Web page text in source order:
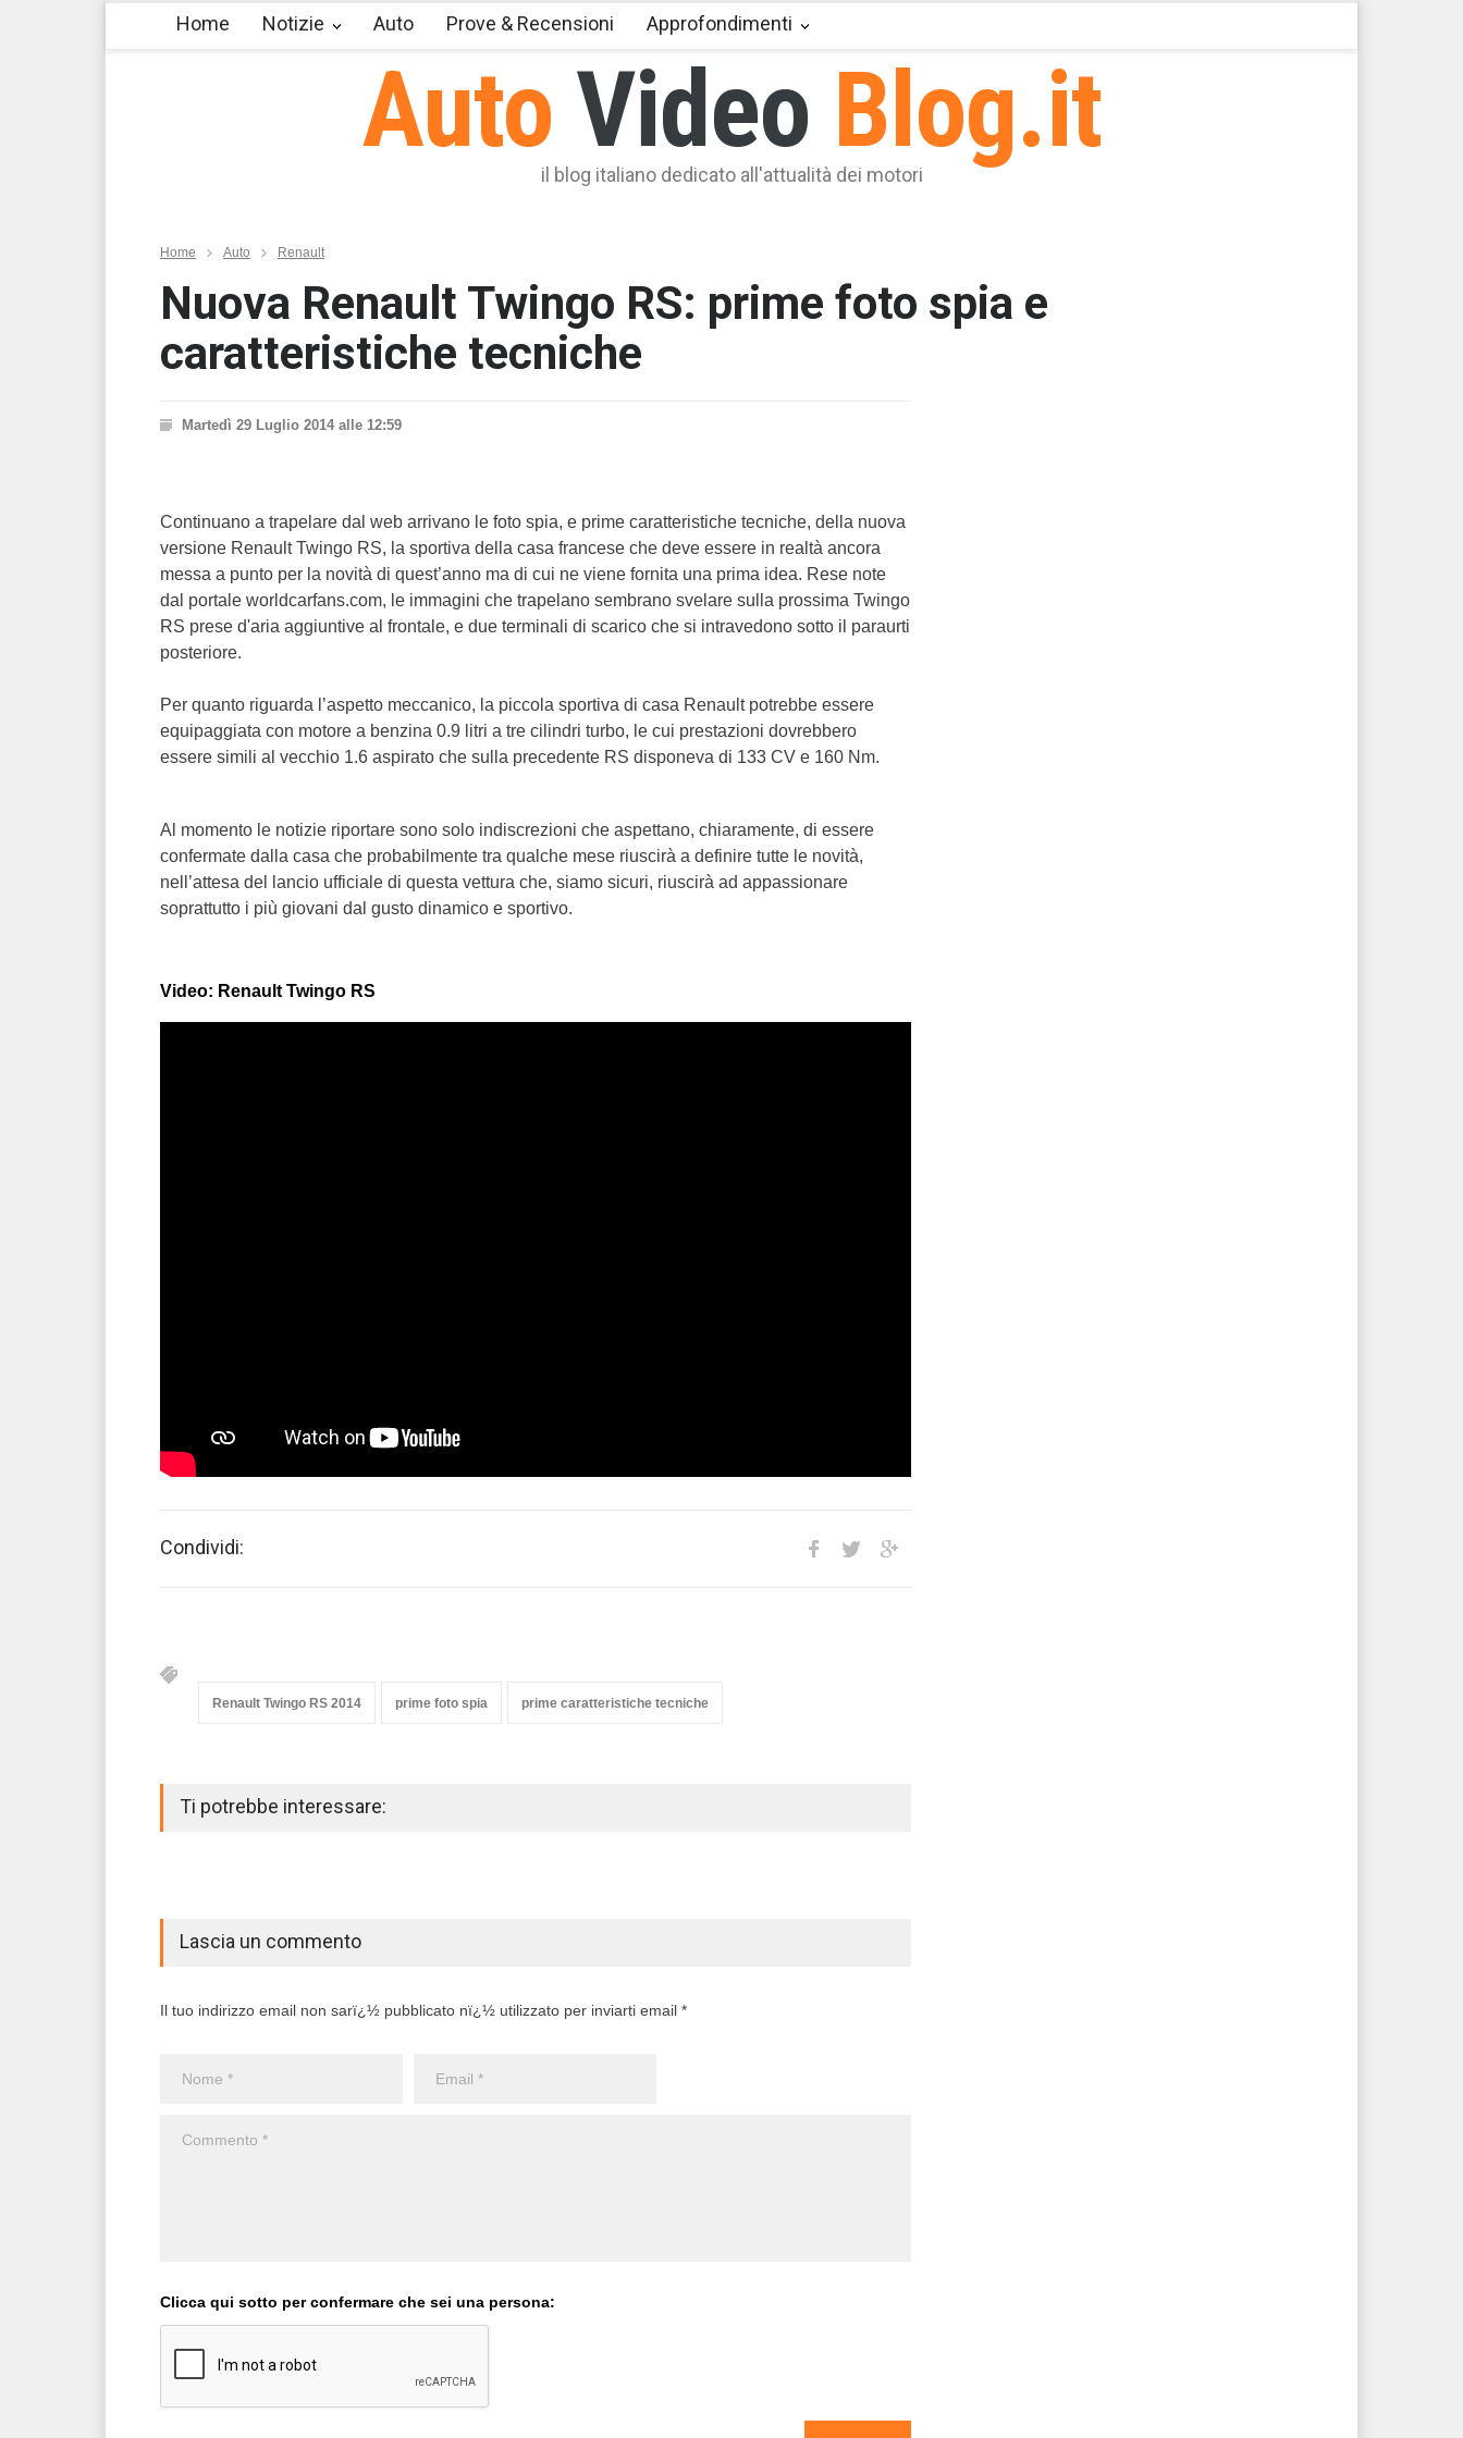
Auto Video Blog.it
il blog italiano dedicato all'attualità dei motori
Home Notizie Auto Prove & Recensioni Approfondimenti
Home Auto Renault
Nuova Renault Twingo RS: prime foto spia e
caratteristiche tecniche
Martedì 29 Luglio 2014 alle 12:59
Continuano a trapelare dal web arrivano le foto spia, e prime caratteristiche tecniche, della nuova
versione Renault Twingo RS, la sportiva della casa francese che deve essere in realtà ancora
messa a punto per la novità di quest’anno ma di cui ne viene fornita una prima idea. Rese note
dal portale worldcarfans.com, le immagini che trapelano sembrano svelare sulla prossima Twingo
RS prese d'aria aggiuntive al frontale, e due terminali di scarico che si intravedono sotto il paraurti
posteriore.
Per quanto riguarda l’aspetto meccanico, la piccola sportiva di casa Renault potrebbe essere
equipaggiata con motore a benzina 0.9 litri a tre cilindri turbo, le cui prestazioni dovrebbero
essere simili al vecchio 1.6 aspirato che sulla precedente RS disponeva di 133 CV e 160 Nm.
Al momento le notizie riportare sono solo indiscrezioni che aspettano, chiaramente, di essere
confermate dalla casa che probabilmente tra qualche mese riuscirà a definire tutte le novità,
nell’attesa del lancio ufficiale di questa vettura che, siamo sicuri, riuscirà ad appassionare
soprattutto i più giovani dal gusto dinamico e sportivo.
Video: Renault Twingo RS
Condividi:
Renault Twingo RS 2014 prime foto spia prime caratteristiche tecniche
Ti potrebbe interessare:
Lascia un commento
Il tuo indirizzo email non sarï¿½ pubblicato nï¿½ utilizzato per inviarti email *
Clicca qui sotto per confermare che sei una persona: